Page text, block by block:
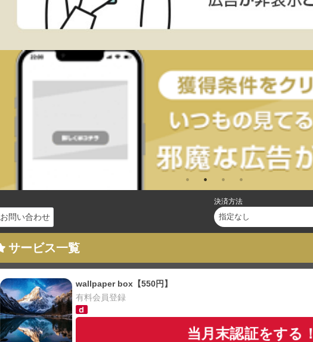
お問い合わせ
決済方法
サービス一覧
wallpaper box【550円】
有料会員登録
当月末認証をする！